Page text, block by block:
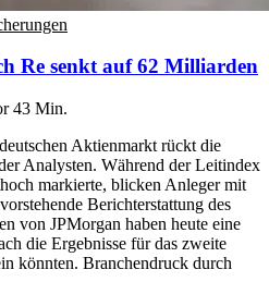
Re senkt auf 62 Milliarden
43 Min.
Aktienmarkt rückt die
Analysten. Während der Leitindex
markierte, blicken Anleger mit
Berichterstattung des
von JPMorgan haben heute eine
die Ergebnisse für das zweite
könnten. Branchendruck durch